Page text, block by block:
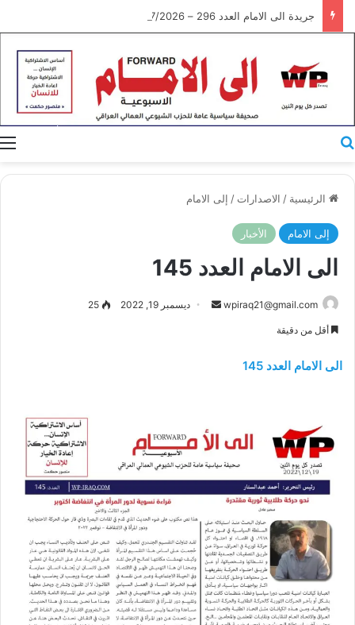
جريدة الى الامام العدد 296 – 28/07/2026
الرئيسية / الاصدارات / إلى الامام
إلى الامام الأخبار
الى الامام العدد 145
wpiraq21@gmail.com
أرسل ديسمبر 19, 2022 25
أقل من دقيقة
الى الامام العدد 145